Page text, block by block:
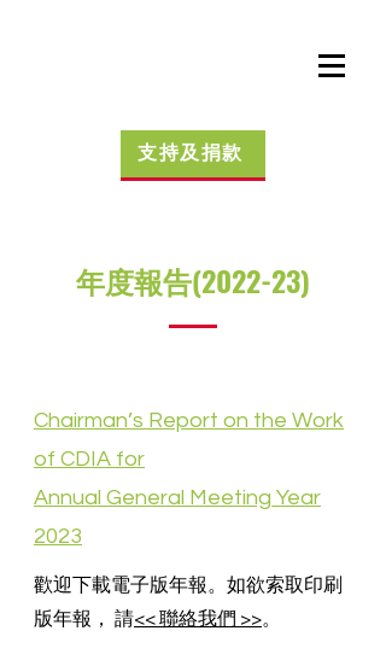
支持及捐款
年度報告(2022-23)
Chairman’s Report on the Work
of CDIA for
Annual General Meeting Year
2023
歡迎下載電子版年報。如欲索取印刷
版年報， 請<< 聯絡我們 >>。